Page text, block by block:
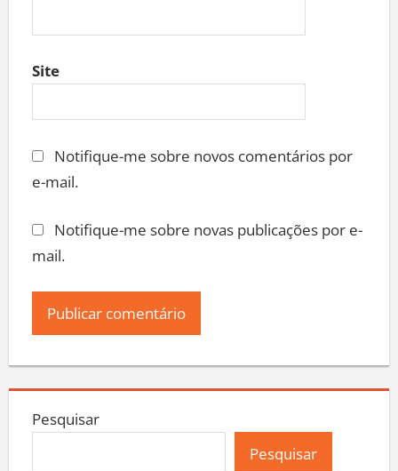
Site
Notifique-me sobre novos comentários por
e-mail.
Notifique-me sobre novas publicações por e-
mail.
Pesquisar
Pesquisar